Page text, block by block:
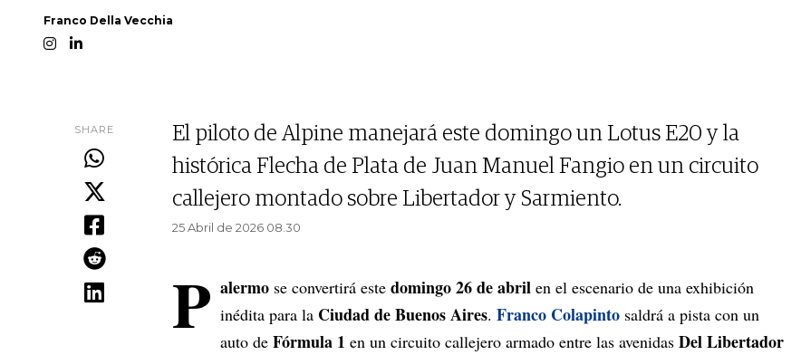
Franco Della Vecchia
SHARE
El piloto de Alpine manejará este domingo un Lotus E20 y la
histórica Flecha de Plata de Juan Manuel Fangio en un circuito
callejero montado sobre Libertador y Sarmiento.
25 Abril de 2026 08.30
P alermo se convertirá este domingo 26 de abril en el escenario de una exhibición
inédita para la Ciudad de Buenos Aires. Franco Colapinto saldrá a pista con un
auto de Fórmula 1 en un circuito callejero armado entre las avenidas Del Libertador